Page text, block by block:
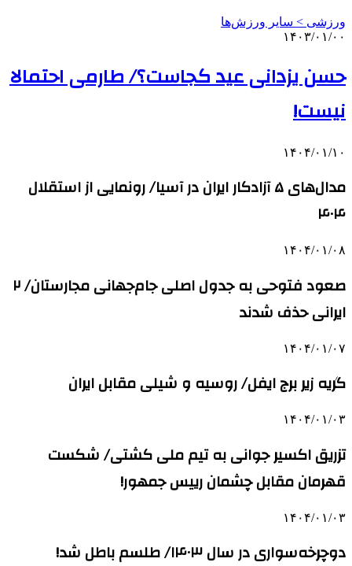
ورزشی > سایر ورزش‌ها
۱۴۰۳/۰۱/۰۰
حسن یزدانی عید کجاست؟/ طارمی احتمالا
نیست!
۱۴۰۴/۰۱/۱۰
مدال‌های ۵ آزادکار ایران در آسیا/ رونمایی از استقلال
۴۰۴
۱۴۰۴/۰۱/۰۸
صعود فتوحی به جدول اصلی جام‌جهانی مجارستان/ ۲
ایرانی حذف شدند
۱۴۰۴/۰۱/۰۷
گریه زیر برج ایفل/ روسیه و شیلی مقابل ایران
۱۴۰۴/۰۱/۰۳
تزریق اکسیر جوانی به تیم ملی کشتی/ شکست
قهرمان مقابل چشمان رییس جمهور!
۱۴۰۴/۰۱/۰۳
دوچرخه‌سواری در سال ۱۴۰۳/ طلسم باطل شد!